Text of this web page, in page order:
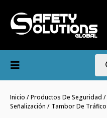
Inicio /Productos De Seguridad /
Señalización / Tambor De Tráfico